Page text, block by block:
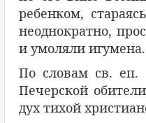
ребенком,
неоднократно,
и умоляли
По словам св. еп.
Печерской
дух тихой